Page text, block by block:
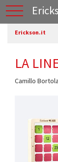
Erickson.it
LA
Camillo